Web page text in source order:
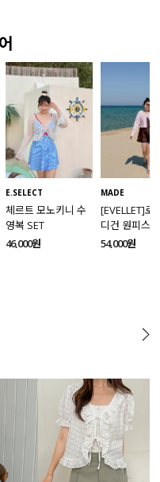
E.SELECT
체르트 모노키니 수
영복 SET
46,000원
MADE
[EVELLET]로
디건 원피스
SET
54,000원